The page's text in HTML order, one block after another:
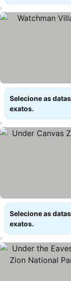
Selecione as
exatos.
Selecione as
exatos.